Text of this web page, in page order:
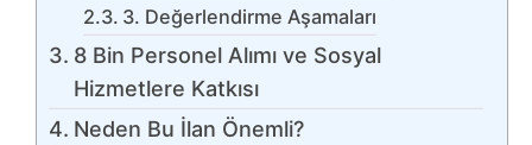
3. Değerlendirme Aşamaları
8 Bin Personel Alımı ve Sosyal
Hizmetlere Katkısı
Neden Bu İlan Önemli?